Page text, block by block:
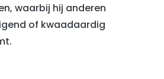
waarbij hij anderen
of kwaadaardig